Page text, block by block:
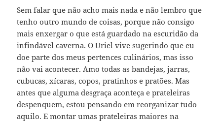
Sem falar que não acho mais nada e não lembro que
tenho outro mundo de coisas, porque não consigo
mais enxergar o que está guardado na escuridão da
infindável caverna. O Uriel vive sugerindo que eu
doe parte dos meus pertences culinários, mas isso
não vai acontecer. Amo todas as bandejas, jarras,
cubucas, xícaras, copos, pratinhos e pratões. Mas
antes que alguma desgraça aconteça e prateleiras
despenquem, estou pensando em reorganizar tudo
aquilo. E montar umas prateleiras maiores na